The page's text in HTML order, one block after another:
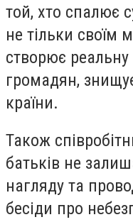
той, хто спалює
не тільки своїм
створює
громадян,
країни.
Також
батьків не
нагляду та
бесіди про